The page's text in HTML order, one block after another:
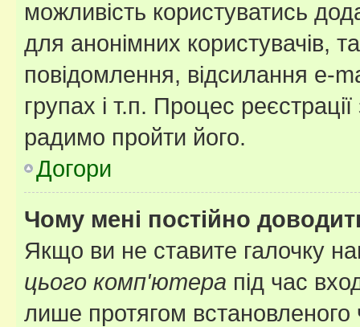
можливість користуватись
для анонімних користувачів,
повідомлення, відсилання e-
групах і т.п. Процес
радимо пройти його.
Догори
Чому мені постійно
Якщо ви не ставите галочку
цього комп'ютера під час
лише протягом встановленого